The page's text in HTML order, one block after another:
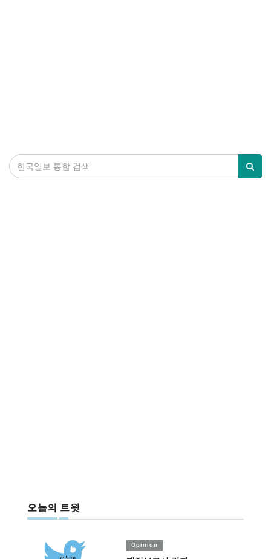
오늘의 트윗
Opinion